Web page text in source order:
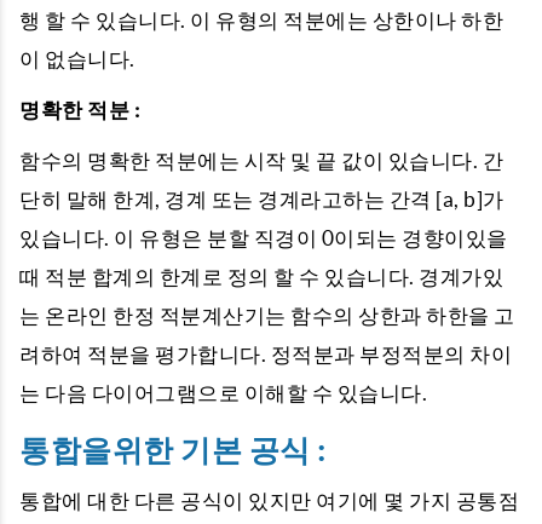
행 할 수 있습니다. 이 유형의 적분에는 상한이나 하한
이 없습니다.
명확한 적분 :
함수의 명확한 적분에는 시작 및 끝 값이 있습니다. 간
단히 말해 한계, 경계 또는 경계라고하는 간격 [a, b]가
있습니다. 이 유형은 분할 직경이 0이되는 경향이있을
때 적분 합계의 한계로 정의 할 수 있습니다. 경계가있
는 온라인 한정 적분계산기는 함수의 상한과 하한을 고
려하여 적분을 평가합니다. 정적분과 부정적분의 차이
는 다음 다이어그램으로 이해할 수 있습니다.
통합을위한 기본 공식 :
통합에 대한 다른 공식이 있지만 여기에 몇 가지 공통점